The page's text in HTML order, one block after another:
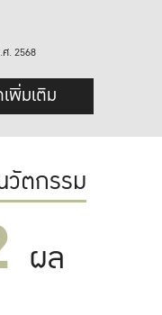
. 2568
พิ่มเติม
วัตกรรม
ผล